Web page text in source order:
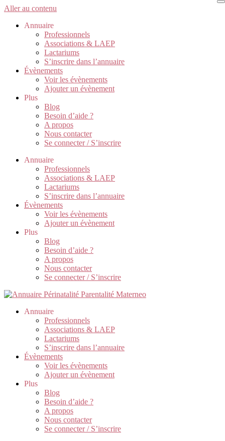
Aller au contenu
Annuaire
Professionnels
Associations & LAEP
Lactariums
S’inscrire dans l’annuaire
Évènements
Voir les évènements
Ajouter un évènement
Plus
Blog
Besoin d’aide ?
A propos
Nous contacter
Se connecter / S’inscrire
Annuaire
Professionnels
Associations & LAEP
Lactariums
S’inscrire dans l’annuaire
Évènements
Voir les évènements
Ajouter un évènement
Plus
Blog
Besoin d’aide ?
A propos
Nous contacter
Se connecter / S’inscrire
Annuaire
Professionnels
Associations & LAEP
Lactariums
S’inscrire dans l’annuaire
Évènements
Voir les évènements
Ajouter un évènement
Plus
Blog
Besoin d’aide ?
A propos
Nous contacter
Se connecter / S’inscrire